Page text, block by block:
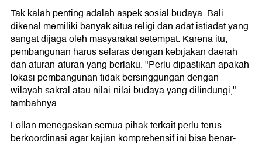
Tak kalah penting adalah aspek sosial budaya. Bali
dikenal memiliki banyak situs religi dan adat istiadat yang
sangat dijaga oleh masyarakat setempat. Karena itu,
pembangunan harus selaras dengan kebijakan daerah
dan aturan-aturan yang berlaku. "Perlu dipastikan apakah
lokasi pembangunan tidak bersinggungan dengan
wilayah sakral atau nilai-nilai budaya yang dilindungi,"
tambahnya.
Lollan menegaskan semua pihak terkait perlu terus
berkoordinasi agar kajian komprehensif ini bisa benar-